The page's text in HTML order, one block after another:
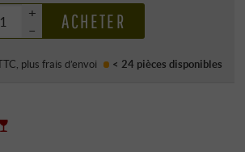
+
–
ACHETER
, plus frais d’envoi < 24 pièces disponibles